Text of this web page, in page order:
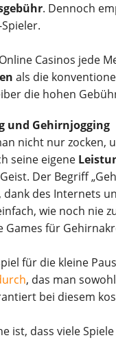
. Dennoch
Casinos jede
als die
die hohen
und Gehirnjogging
nicht nur zocken,
seine eigene
Der Begriff
des Internets
wie noch nie
Games für
für die kleine
, das man
bei diesem
ist, dass viele